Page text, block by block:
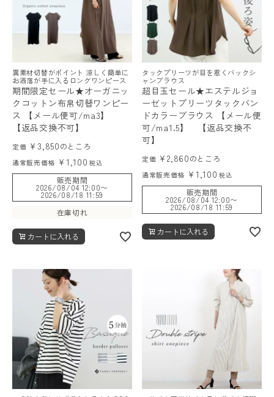
異素材切替がポイント 涼しく簡単に
お洒落が手に入るロングワンピース
期間限定セール★オーガニッ
クコットン布帛切替ワンピー
ス 【メール便可/ma3】
【返品交換不可】
定価 ¥3,850のところ
通常販売価格 ¥ 1,100 税込
販売期間
2026/08/04 12:00〜
2026/08/18 11:59
在庫切れ
カートに入れる
タックプリーツが目を惹くバックシ
ャンブラウス
超目玉セール★エステルジョ
ーゼットプリーツタックバン
ドカラーブラウス 【メール便
可/ma1.5】 【返品交換不
可】
定価 ¥2,860のところ
通常販売価格 ¥ 1,100 税込
販売期間
2026/08/04 12:00〜
2026/08/18 11:59
カートに入れる